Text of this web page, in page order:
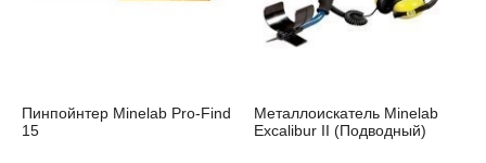
Пинпойнтер Minelab Pro-Find
15
Металлоискатель Minelab
Excalibur II (Подводный)